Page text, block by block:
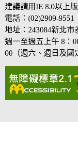
建議請用IE 8.0以上
電話：(02)2909-9551
地址：243084新北
週一至週五上午 8：
00（週六、週日及國